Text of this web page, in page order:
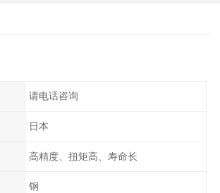
请电话咨询
日本
高精度、扭矩高、寿命长
钢